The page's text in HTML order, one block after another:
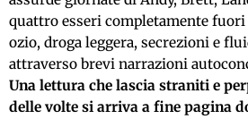
quattro esseri completamente fuori
ozio, droga leggera, secrezioni e
attraverso brevi narrazioni
Una lettura che lascia straniti e
delle volte si arriva a fine pagina